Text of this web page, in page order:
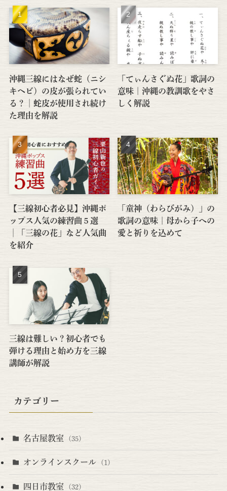
沖縄三線にはなぜ蛇（ニシ
キヘビ）の皮が張られてい
る？│蛇皮が使用され続け
た理由を解説
「てぃんさぐぬ花」歌詞の
意味｜沖縄の教訓歌をやさ
しく解説
【三線初心者必見】沖縄ポ
ップス人気の練習曲５選
│「三線の花」など人気曲
を紹介
「童神（わらびがみ）」の
歌詞の意味｜母から子への
愛と祈りを込めて
三線は難しい？初心者でも
弾ける理由と始め方を三線
講師が解説
カテゴリー
名古屋教室 (35)
オンラインスクール (1)
四日市教室 (32)